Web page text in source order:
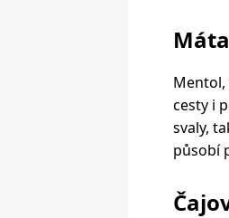
Mentol,
cesty i
svaly,
působí